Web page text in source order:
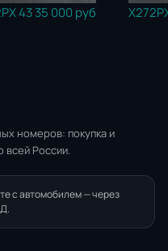
4335 000 руб
номеров: покупка и
всей России.
с автомобилем — через